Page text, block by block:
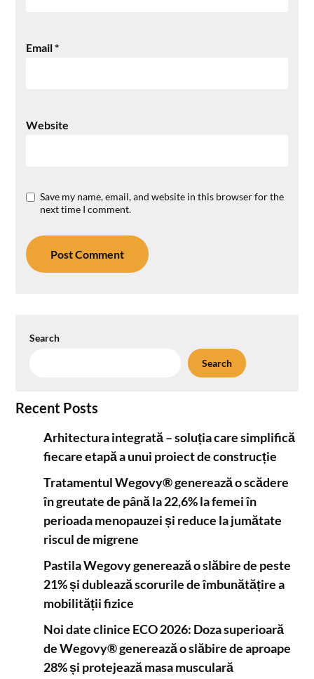
Email*
Website
Save my name, email, and website in this browser for the
next time I comment.
Search
Search
Recent Posts
Arhitectura integrată – soluția care simplifică
fiecare etapă a unui proiect de construcție
Tratamentul Wegovy® generează o scădere
în greutate de până la 22,6% la femei în
perioada menopauzei și reduce la jumătate
riscul de migrene
Pastila Wegovy generează o slăbire de peste
21% și dublează scorurile de îmbunătățire a
mobilității fizice
Noi date clinice ECO 2026: Doza superioară
de Wegovy® generează o slăbire de aproape
28% și protejează masa musculară